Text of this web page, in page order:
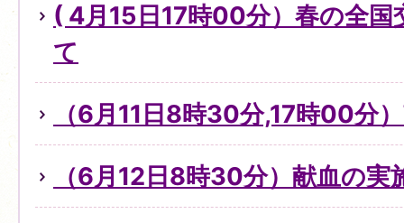
( 4月15日17時00分）春の全国
て
（6月11日8時30分,17時00分
（6月12日8時30分）献血の実